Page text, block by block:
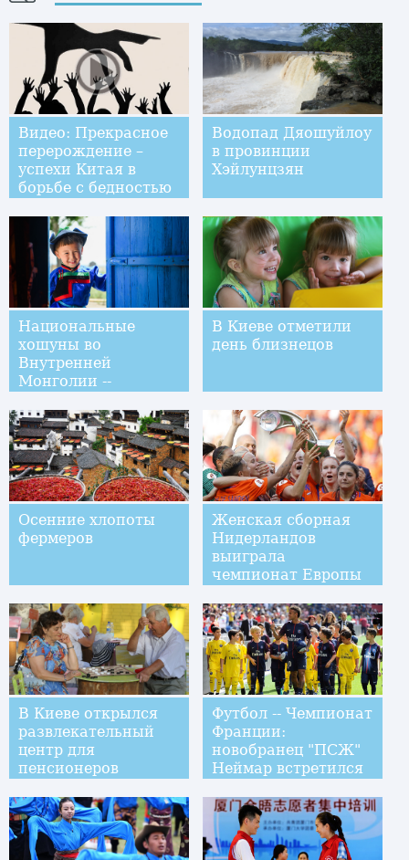
Видео: Прекрасное
перерождение –
успехи Китая в
борьбе с бедностью
Водопад Дяошуйлоу
в провинции
Хэйлунцзян
Национальные
хошуны во
Внутренней
Монголии --
будущее
В Киеве отметили
день близнецов
Осенние хлопоты
фермеров
Женская сборная
Нидерландов
выиграла
чемпионат Европы
В Киеве открылся
развлекательный
центр для
пенсионеров
Футбол -- Чемпионат
Франции:
новобранец "ПСЖ"
Неймар встретился
стадионе "Парк де
Пренс"